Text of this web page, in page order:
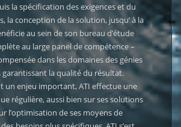
la spécification des exigences et du
la conception de la solution, jusqu’ à la
au sein de son bureau d’étude
au large panel de compétence –
dans les domaines des génies
garantissant la qualité du résultat.
un enjeu important, ATI effectue une
régulière, aussi bien sur ses solutions
l’optimisation de ses moyens de